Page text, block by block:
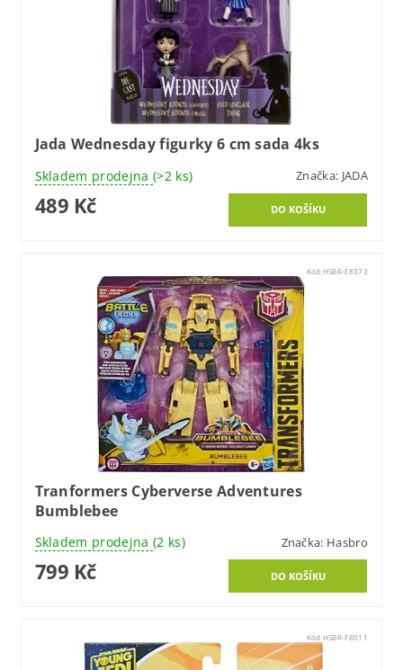
Jada Wednesday figurky 6 cm sada 4ks
Skladem prodejna (>2 ks) Značka: JADA
489 Kč
Kód: HSBR-E8373
Tranformers Cyberverse Adventures
Bumblebee
Skladem prodejna (2 ks) Značka: Hasbro
799 Kč
Kód:HSBR-F8011